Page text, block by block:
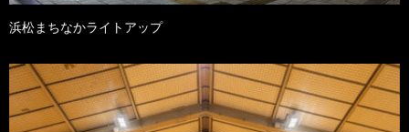
浜松まちなかライトアップ